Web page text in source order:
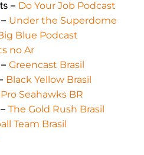
– Do Your Job Podcast
Under the Superdome
Blue Podcast
no Ar
Greencast Brasil
Black Yellow Brasil
Pro Seahawks BR
The Gold Rush Brasil
Team Brasil